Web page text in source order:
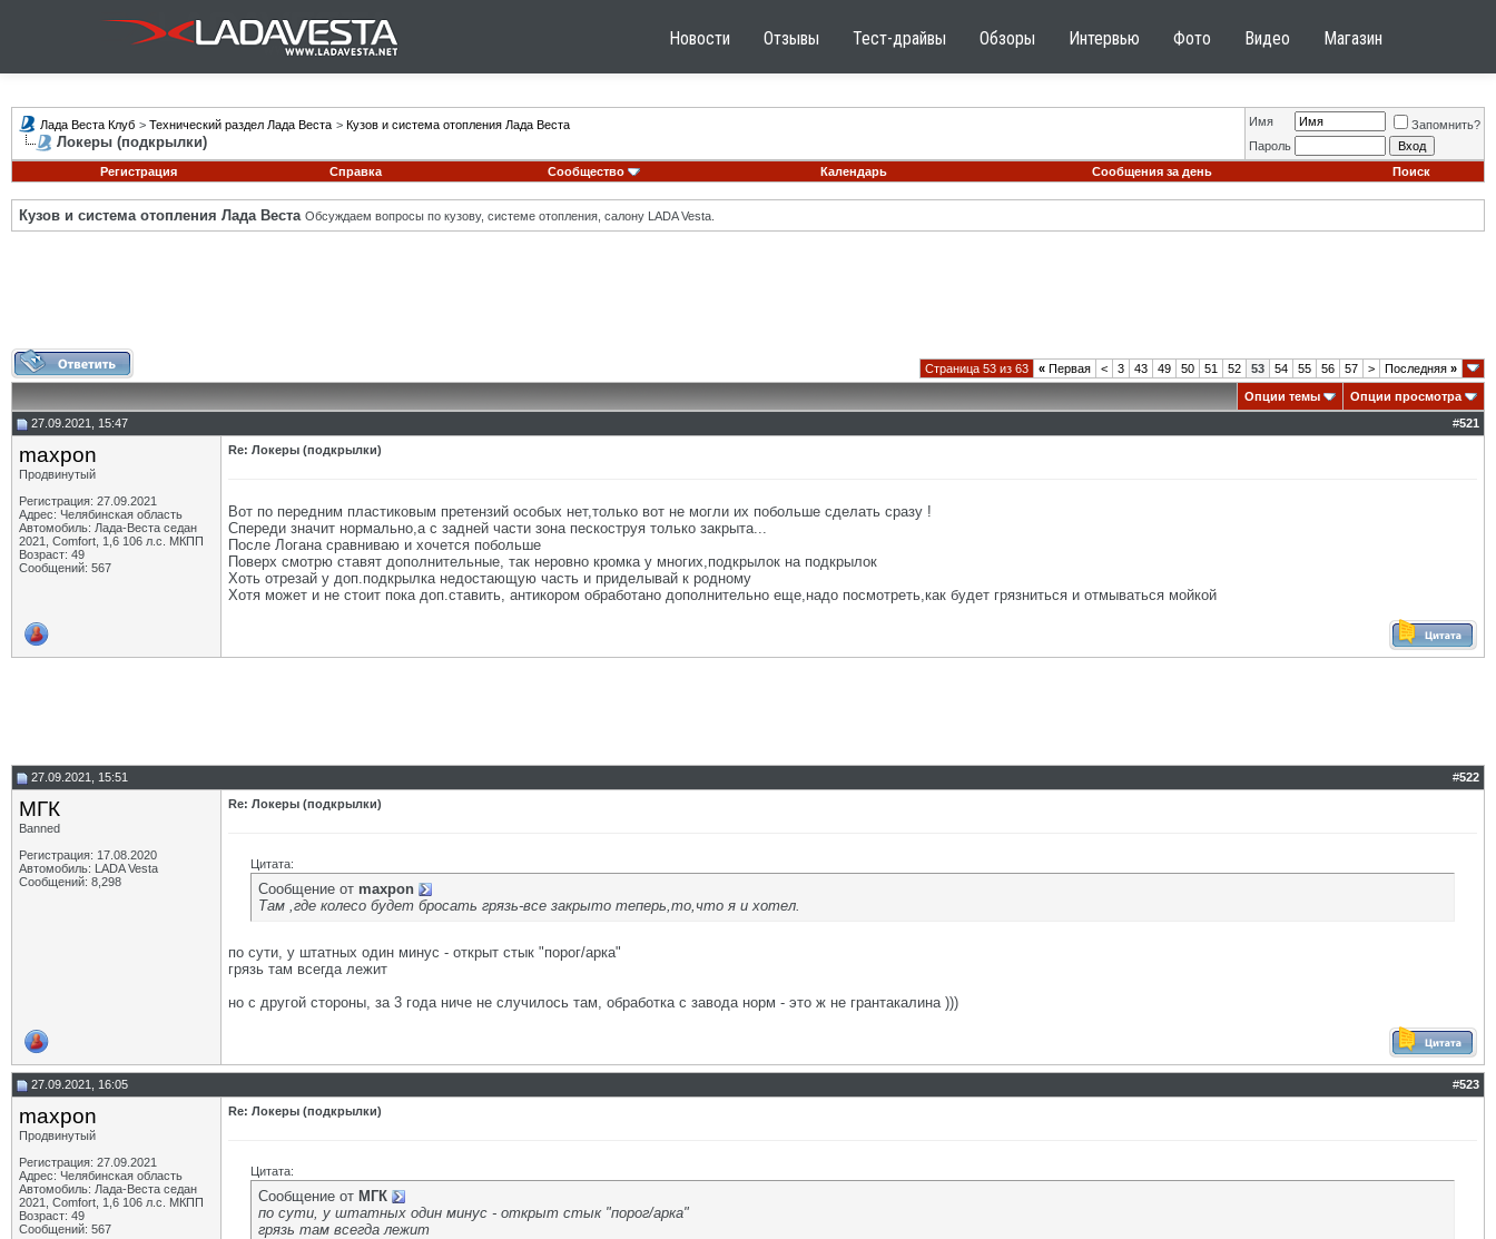
Новости Отзывы Тест-драйвы Обзоры Интервью Фото Видео Магазин
Лада Веста Клуб > Технический раздел Лада Веста > Кузов и система отопления Лада Веста
Локеры (подкрылки)
Имя
Запомнить?
Пароль
Регистрация
Справка Сообщество Календарь Сообщения за день Поиск
Кузов и система отопления Лада Веста Обсуждаем вопросы по кузову, системе отопления, салону LADA Vesta.
Страница 53 из 63 « Первая < 3 43 49 50 51 52 53 54 55 56 57 > Последняя »
Опции темы
Опции просмотра
27.09.2021, 15:47
#521
maxpon
Продвинутый
Регистрация: 27.09.2021
Адрес: Челябинская область
Автомобиль: Лада-Веста седан
2021, Comfort, 1,6 106 л.с. МКПП
Возраст: 49
Сообщений: 567
Re: Локеры (подкрылки)
Вот по передним пластиковым претензий особых нет,только вот не могли их побольше сделать сразу !
Спереди значит нормально,а с задней части зона пескоструя только закрыта...
После Логана сравниваю и хочется побольше
Поверх смотрю ставят дополнительные, так неровно кромка у многих,подкрылок на подкрылок
Хоть отрезай у доп.подкрылка недостающую часть и приделывай к родному
Хотя может и не стоит пока доп.ставить, антикором обработано дополнительно еще,надо посмотреть,как будет грязниться и отмываться мойкой
27.09.2021, 15:51 #522
МГК
Banned
Регистрация: 17.08.2020
Автомобиль: LADA Vesta
Сообщений: 8,298
Re: Локеры (подкрылки)
Цитата:
Сообщение от maxpon
Там ,где колесо будет бросать грязь-все закрыто теперь,то,что я и хотел.
по сути, у штатных один минус - открыт стык "порог/арка"
грязь там всегда лежит
но с другой стороны, за 3 года ниче не случилось там, обработка с завода норм - это ж не грантакалина )))
27.09.2021, 16:05 #523
maxpon
Продвинутый
Регистрация: 27.09.2021
Адрес: Челябинская область
Автомобиль: Лада-Веста седан
2021, Comfort, 1,6 106 л.с. МКПП
Возраст: 49
Сообщений: 567
Re: Локеры (подкрылки)
Цитата:
Сообщение от МГК
по сути, у штатных один минус - открыт стык "порог/арка"
грязь там всегда лежит